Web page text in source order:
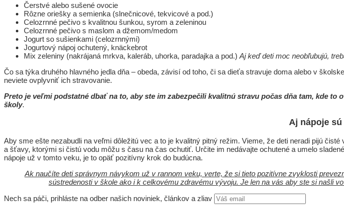
Čerstvé alebo sušené ovocie
Rôzne oriešky a semienka (slnečnicové, tekvicové a pod.)
Celozrnné pečivo s kvalitnou šunkou, syrom a zeleninou
Celozrnné pečivo s maslom a džemom/medom
Jogurt so sušienkami (celozrnnými)
Jogurtový nápoj ochutený, knäckebrot
Mix zeleniny (nakrájaná mrkva, kaleráb, uhorka, paradajka a pod.) Aj keď deti moc neobľubujú,
Čo sa týka druhého hlavného jedla dňa – obeda, závisí od toho, či sa dieťa stravuje doma alebo v
neviete ovplyvniť ich stravovanie.
Preto je veľmi podstatné dbať na to, aby ste im zabezpečili kvalitnú stravu počas dňa tam, kde
školy.
Aj nápoje
Aby sme ešte nezabudli na veľmi dôležitú vec a to je kvalitný pitný režim. Vieme, že deti neradi pijú
a šťavy, ktorými si čistú vodu môžu s času na čas ochutiť. Určite im nedávajte ochutené a umelo
nápoje už v tomto veku, je to opäť pozitívny krok do budúcna.
Ak naučíte deti správnym návykom už v rannom veku, verte, že si tieto pozitívne zvyklosti
sústredenosti v škole ako i k celkovému zdravému vývoju. Je len na vás aby ste si našli
Nech sa páči, prihláste na odber našich noviniek, článkov a zliav